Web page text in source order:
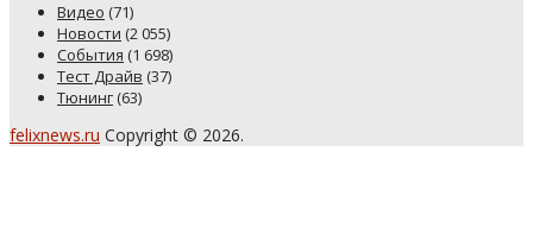
Видео (71)
Новости (2 055)
События (1 698)
Тест Драйв (37)
Тюнинг (63)
felixnews.ru Copyright © 2026.